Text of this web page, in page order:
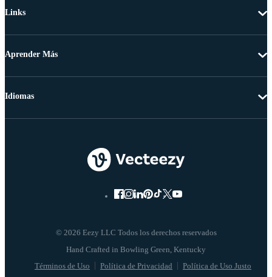
Links
Aprender Más
© 2026 Eezy LLC Todos los derechos reservados
Términos de Uso Política de Privacidad Política de Uso Justo
Idiomas